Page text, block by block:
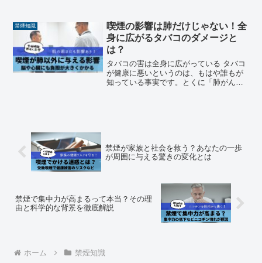
りませんか？ それが、もし喫煙の習慣と
関係しているとしたら、ちょっ...
禁煙知識
喫煙の影響は肺だけじゃない！全
身に広がるタバコのダメージと
は？
タバコの害は全身に広がっている タバコ
が健康に悪いというのは、もはや誰もが
知っている事実です。とくに「肺がん」
禁煙が家族と社会を救う？あなたの一歩
が周囲に与える驚きの変化とは
禁煙で集中力が高まるって本当？その理
由と科学的な背景を徹底解説
ホーム 禁煙知識